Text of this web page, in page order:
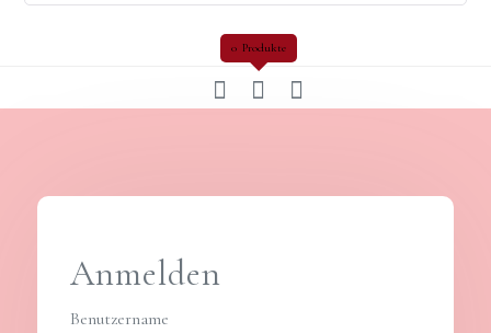
0 Produkte
Anmelden
Benutzername